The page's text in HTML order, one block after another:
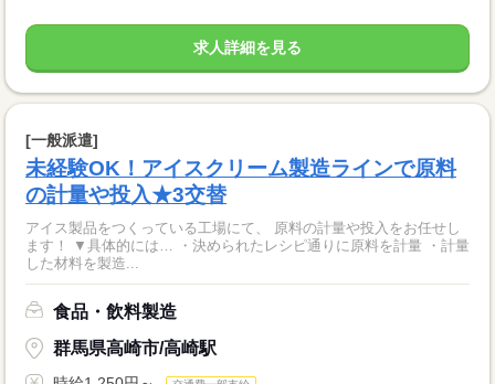
求人詳細を見る
[一般派遣]
未経験OK！アイスクリーム製造ラインで原料
の計量や投入★3交替
アイス製品をつくっている工場にて、 原料の計量や投入をお任せし
ます！ ▼具体的には… ・決められたレシピ通りに原料を計量 ・計量
した材料を製造...
食品・飲料製造
群馬県高崎市/高崎駅